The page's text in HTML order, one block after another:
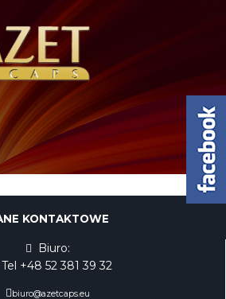
KONTAKTOWE
Biuro:
+48 52 381 39 32
biuro@azetcaps.eu